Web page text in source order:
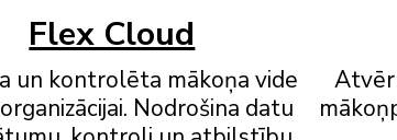
Flex Cloud
un kontrolēta mākoņa vide
Nodrošina datu